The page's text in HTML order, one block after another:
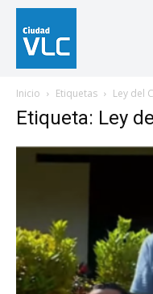
Inicio Etiquetas Ley del
Etiqueta: Ley